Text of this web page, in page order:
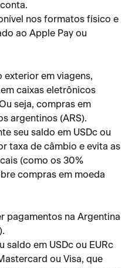
nos formatos físico e
ao Apple Pay ou
exterior em viagens,
caixas eletrônicos
seja, compras em
argentinos (ARS).
seu saldo em USDc ou
taxa de câmbio e evita as
(como os 30%
compras em moeda
pagamentos na Argentina
saldo em USDc ou EURc
ou Visa, que